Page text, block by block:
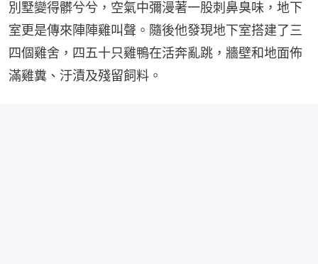
別墅變得髒兮兮，空氣中彌漫著一股刺鼻臭味，地下
室更是傳來陣陣雞叫聲。隨後他發現地下室搭建了三
四個雞舍，四五十只雞鴨在活奔亂跳，牆壁和地面佈
滿雞糞、汙漬及殘留飼料。